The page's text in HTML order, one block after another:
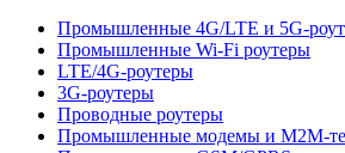
Промышленные 4G/LTE и 5G-
Промышленные Wi-Fi роутеры
LTE/4G-роутеры
3G-роутеры
Проводные роутеры
Промышленные модемы и M2M-